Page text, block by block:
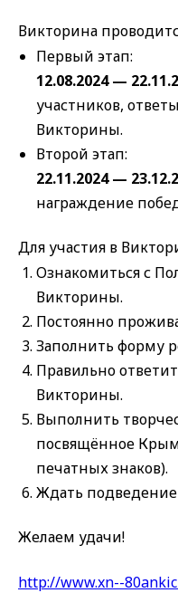
Викторина
Первый этап:
12.08.2024 —
участников,
Викторины.
Второй этап:
22.11.2024 —
награждение
Для участия в
Ознакомиться с
Викторины.
Постоянно
Заполнить форму
Правильно
Викторины.
Выполнить
посвящённое
печатных знаков).
Ждать подведение
Желаем удачи!
http://www.xn--